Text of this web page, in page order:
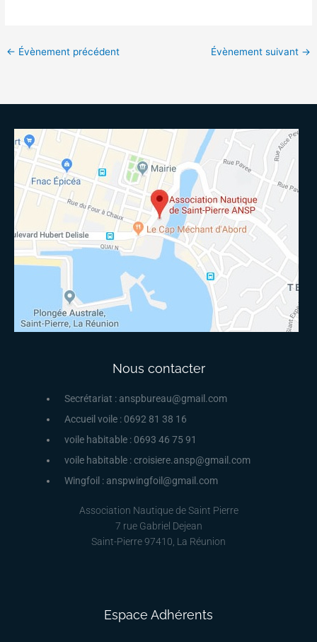
← Évènement précédent Évènement suivant →
Nous contacter
Secrétariat : anspbureau@gmail.com
Accueil voile : 0692 81 38 16
voile habitable : 0693 46 75 91
voile habitable : croisiere.ansp@gmail.com
Wingfoil : anspwingfoil@gmail.com
Association Nautique de Saint Pierre
7 rue Gabriel Dejean
Saint-Pierre 97410, La Réunion
Espace Adhérents